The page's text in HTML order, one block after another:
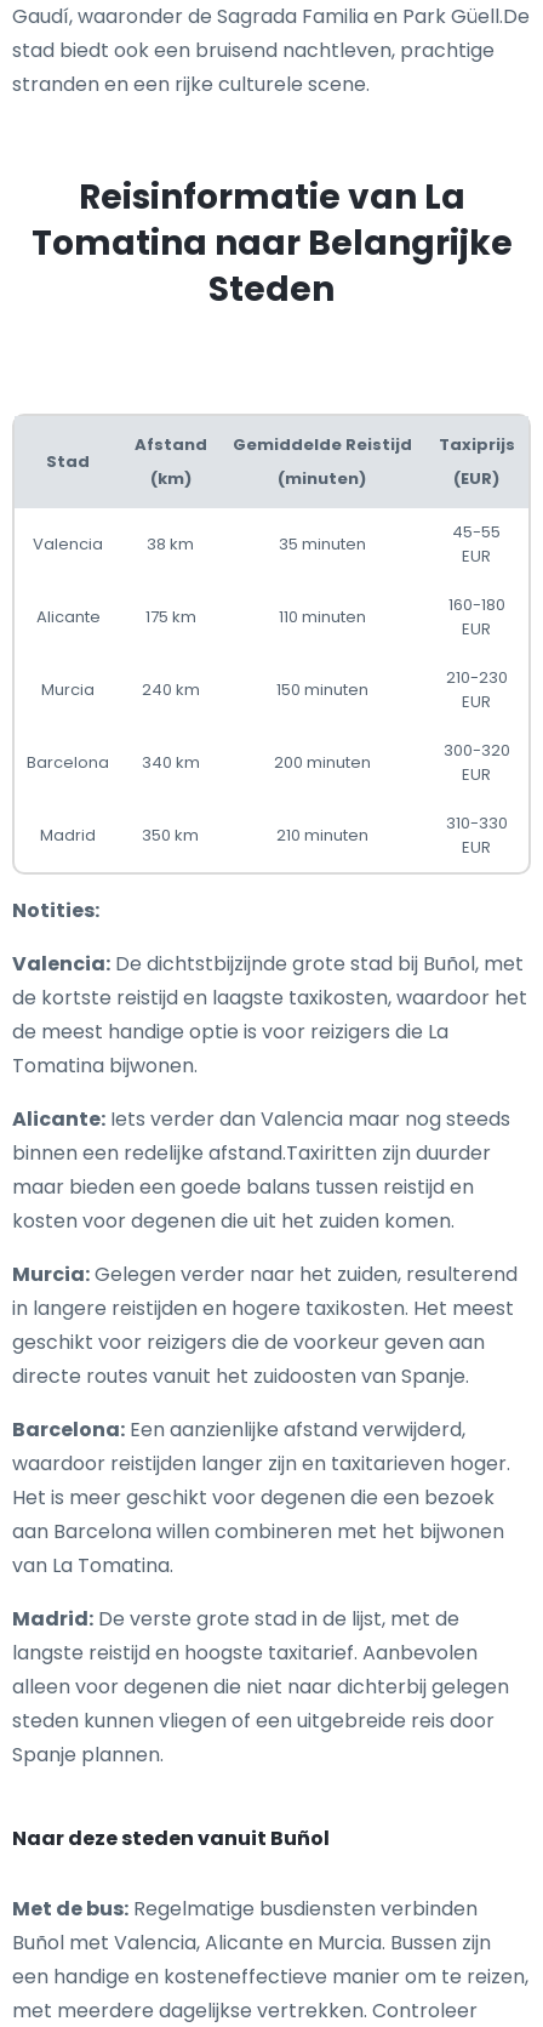
Gaudí, waaronder de Sagrada Familia en Park Güell.De
stad biedt ook een bruisend nachtleven, prachtige
stranden en een rijke culturele scene.
Reisinformatie van La
Tomatina naar Belangrijke
Steden
Stad
Afstand
(km)
Gemiddelde Reistijd
(minuten)
Taxiprijs
(EUR)
Valencia 38 km 35 minuten
45-55
EUR
Alicante 175 km 110 minuten
160-180
EUR
Murcia 240 km 150 minuten
210-230
EUR
Barcelona 340 km 200 minuten
300-320
EUR
Madrid 350 km 210 minuten
310-330
EUR
Notities:
Valencia: De dichtstbijzijnde grote stad bij Buñol, met
de kortste reistijd en laagste taxikosten, waardoor het
de meest handige optie is voor reizigers die La
Tomatina bijwonen.
Alicante: Iets verder dan Valencia maar nog steeds
binnen een redelijke afstand.Taxiritten zijn duurder
maar bieden een goede balans tussen reistijd en
kosten voor degenen die uit het zuiden komen.
Murcia:Gelegen verder naar het zuiden, resulterend
in langere reistijden en hogere taxikosten. Het meest
geschikt voor reizigers die de voorkeur geven aan
directe routes vanuit het zuidoosten van Spanje.
Barcelona: Een aanzienlijke afstand verwijderd,
waardoor reistijden langer zijn en taxitarieven hoger.
Het is meer geschikt voor degenen die een bezoek
aan Barcelona willen combineren met het bijwonen
van La Tomatina.
Madrid: De verste grote stad in de lijst, met de
langste reistijd en hoogste taxitarief. Aanbevolen
alleen voor degenen die niet naar dichterbij gelegen
steden kunnen vliegen of een uitgebreide reis door
Spanje plannen.
Naar deze steden vanuit Buñol
Met de bus: Regelmatige busdiensten verbinden
Buñol met Valencia, Alicante en Murcia. Bussen zijn
een handige en kosteneffectieve manier om te reizen,
met meerdere dagelijkse vertrekken. Controleer